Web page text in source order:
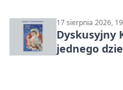
17 sierpnia 2026,
Dyskusyjny
jednego